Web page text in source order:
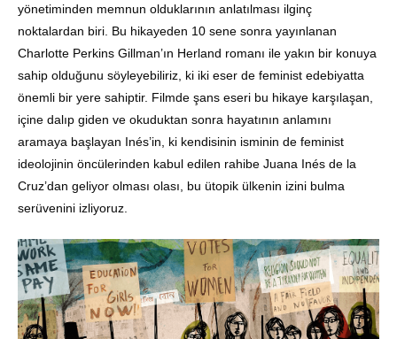
yönetiminden memnun olduklarının anlatılması ilginç
noktalardan biri. Bu hikayeden 10 sene sonra yayınlanan
Charlotte Perkins Gillman’ın Herland romanı ile yakın bir konuya
sahip olduğunu söyleyebiliriz, ki iki eser de feminist edebiyatta
önemli bir yere sahiptir. Filmde şans eseri bu hikaye karşılaşan,
içine dalıp giden ve okuduktan sonra hayatının anlamını
aramaya başlayan Inés’in, ki kendisinin isminin de feminist
ideolojinin öncülerinden kabul edilen rahibe Juana Inés de la
Cruz’dan geliyor olması olası, bu ütopik ülkenin izini bulma
serüvenini izliyoruz.